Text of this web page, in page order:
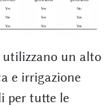
utilizzano un alto
e irrigazione
per tutte le